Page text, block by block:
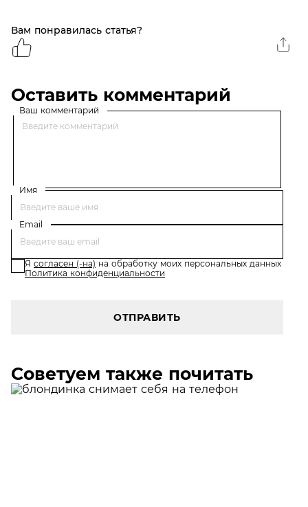
Вам понравилась статья?
Оставить комментарий
Ваш комментарий
Имя
Email
Я согласен (-на) на обработку моих персональных данных
Политика конфиденциальности
ОТПРАВИТЬ
Советуем также почитать